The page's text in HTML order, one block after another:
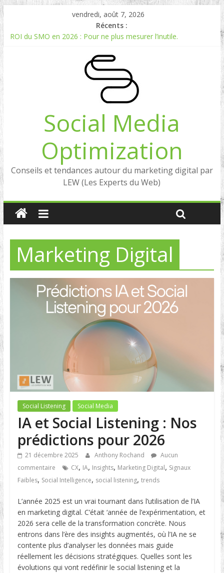
vendredi, août 7, 2026
Récents :
ROI du SMO en 2026 : Pour ne plus mesurer l’inutile.
Experts en Social Listening en France : qui sont les références
Reddit, la brique manquante entre Social Intelligence et AIO
Comment votre e-réputation dépend du social listening et des
Social Media
Optimization
Conseils et tendances autour du marketing digital par
LEW (Les Experts du Web)
Marketing Digital
Social Listening Social Media
IA et Social Listening : Nos
prédictions pour 2026
21 décembre 2025 Anthony Rochand
Aucun
commentaire
CX, IA, Insights, Marketing Digital, Signaux
Faibles, Social Intelligence, social listening, trends
L’année 2025 est un vrai tournant dans l’utilisation de l’IA
en marketing digital. C’était ‘année de l’expérimentation, et
2026 sera celle de la transformation concrète. Nous
entrons dans l’ère des insights augmentés, où l’IA ne se
contente plus d’analyser les données mais guide
réellement les décisions stratégiques. Quelles sont les
évolutions qui vont redéfinir le social listening et la